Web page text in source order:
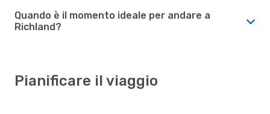
Quando è il momento ideale per andare a
Richland?
Pianificare il viaggio